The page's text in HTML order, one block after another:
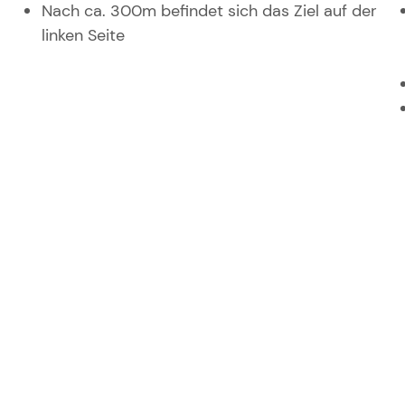
Nach ca. 300m befindet sich das Ziel auf der
linken Seite